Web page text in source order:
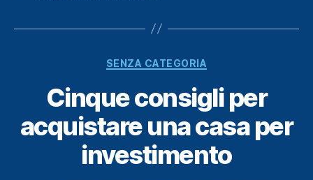
Categorie
SENZA CATEGORIA
Cinque consigli per
acquistare una casa per
investimento